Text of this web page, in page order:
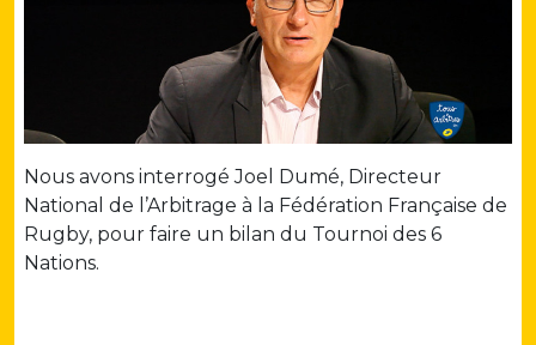
Nous avons interrogé Joel Dumé, Directeur
National de l’Arbitrage à la Fédération Française de
Rugby, pour faire un bilan du Tournoi des 6
Nations.